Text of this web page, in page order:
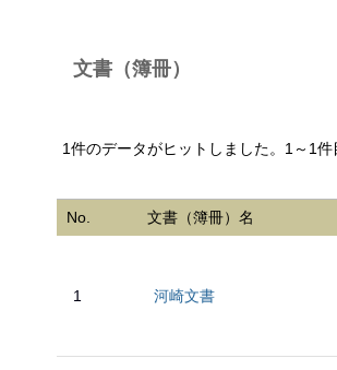
文書（簿冊）
1件のデータがヒットしました。1～1件
No. 文書（簿冊）名
1 河崎文書